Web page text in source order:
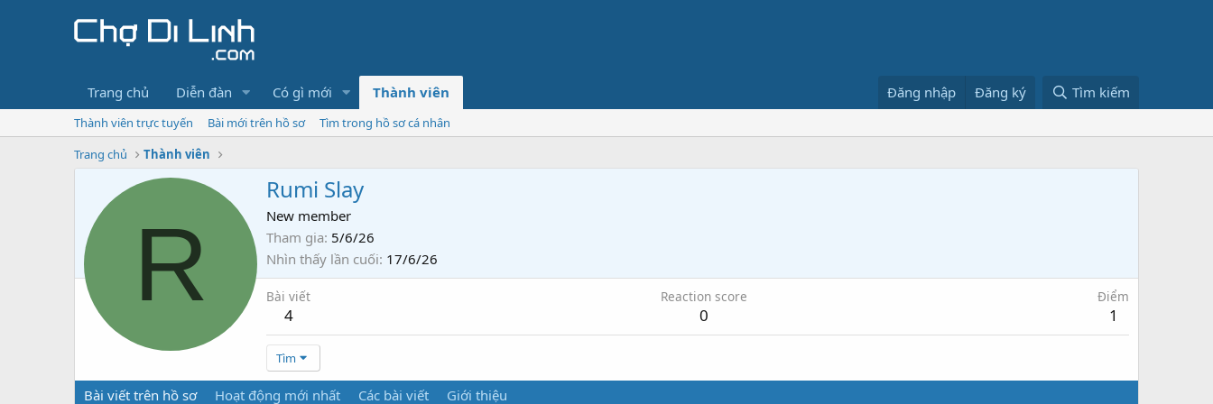
Trang chủ Diễn đàn Có gì mới Thành viên Đăng nhập Đăng ký Tìm kiếm
Thành viên trực tuyến Bài mới trên hồ sơ
Tìm trong hồ sơ cá nhân
Trang chủ
Thành viên
R
Rumi Slay
New member
Tham gia 5/6/26
Nhìn thấy lần cuối 17/6/26
Bài viết
4
Reaction score
0
Điểm
1
Tìm
Bài viết trên hồ sơ Hoạt động mới nhất Các bài viết Giới thiệu